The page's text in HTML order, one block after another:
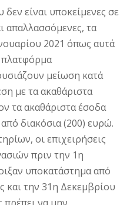
δεν είναι υποκείμενες σε
απαλλασσόμενες, τα
2021 όπως αυτά
πλατφόρμα
μείωση κατά
με τα ακαθάριστα
τα ακαθάριστα έσοδα
διακόσια (200) ευρώ.
οι επιχειρήσεις
πριν την 1η
υποκατάστημα από
και την 31η Δεκεμβρίου